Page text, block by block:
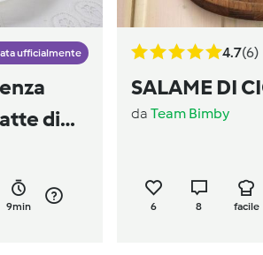
ufficialmente
di
9min
4.7(6)
SALAME DI
da Team Bimby
6 8 facile